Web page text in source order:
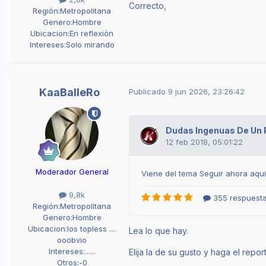
Región:Metropolitana
Genero:Hombre
Ubicacion:En reflexión
Intereses:Solo mirando
Correcto,
KaaBalleRo
Moderador General
9,8k
Región:Metropolitana
Genero:Hombre
Ubicacion:los topless ....
ooobvio
Intereses:......
Otros:-0
Publicado 9 jun 2026, 23:26:42
Lea lo que hay.
Elija la de su gusto y haga el